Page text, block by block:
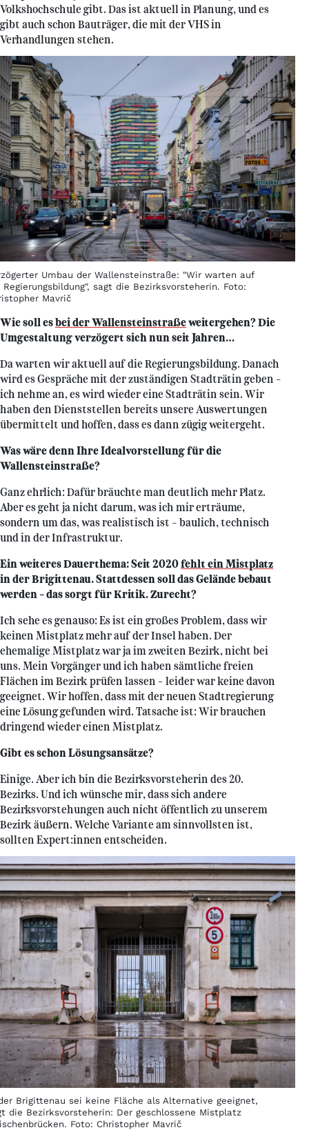
Volkshochschule gibt. Das ist aktuell in Planung, und es
gibt auch schon Bauträger, die mit der VHS in
Verhandlungen stehen.
Umbau der Wallensteinstraße: "Wir warten auf
Regierungsbildung", sagt die Bezirksvorsteherin. Foto:
Mavrič
Wie soll esbei der Wallensteinstraßeweitergehen? Die
Umgestaltung verzögert sich nun seit Jahren…
Da warten wir aktuell auf die Regierungsbildung. Danach
wird es Gespräche mit der zuständigen Stadträtin geben –
ich nehme an, es wird wieder eine Stadträtin sein. Wir
haben den Dienststellen bereits unsere Auswertungen
übermittelt und hoffen, dass es dann zügig weitergeht.
Was wäre denn Ihre Idealvorstellung für die
Wallensteinstraße?
Ganz ehrlich: Dafür bräuchte man deutlich mehr Platz.
Aber es geht ja nicht darum, was ich mir erträume,
sondern um das, was realistisch ist – baulich, technisch
und in der Infrastruktur.
Ein weiteres Dauerthema: Seit 2020fehlt ein Mistplatz
in der Brigittenau. Stattdessen soll das Gelände bebaut
werden – das sorgt für Kritik. Zurecht?
Ich sehe es genauso: Es ist ein großes Problem, dass wir
keinen Mistplatz mehr auf der Insel haben. Der
ehemalige Mistplatz war ja im zweiten Bezirk, nicht bei
uns. Mein Vorgänger und ich haben sämtliche freien
Flächen im Bezirk prüfen lassen – leider war keine davon
geeignet. Wir hoffen, dass mit der neuen Stadtregierung
eine Lösung gefunden wird. Tatsache ist: Wir brauchen
dringend wieder einen Mistplatz.
Gibt es schon Lösungsansätze?
Einige. Aber ich bin die Bezirksvorsteherin des 20.
Bezirks. Und ich wünsche mir, dass sich andere
Bezirksvorstehungen auch nicht öffentlich zu unserem
Bezirk äußern. Welche Variante am sinnvollsten ist,
sollten Expert:innen entscheiden.
Brigittenau sei keine Fläche als Alternative geeignet,
die Bezirksvorsteherin: Der geschlossene Mistplatz
Foto: Christopher Mavrič